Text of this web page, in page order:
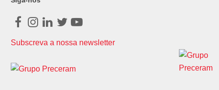
Facebook
Instagram
LinkedIn
TwitterYoutube
Subscreva a nossa newsletter